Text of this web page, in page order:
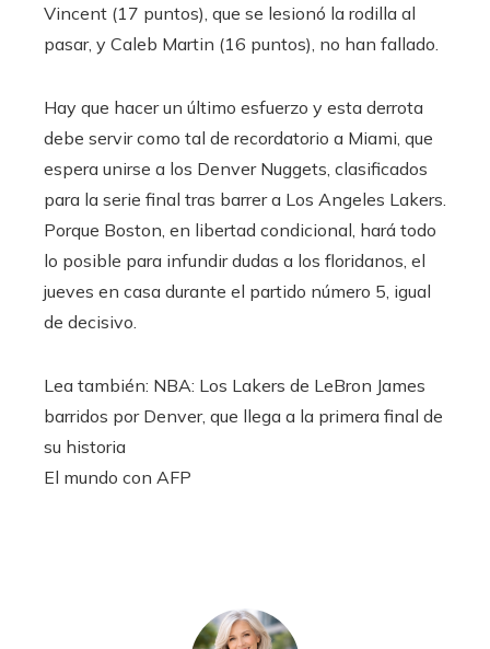
Vincent (17 puntos), que se lesionó la rodilla al
pasar, y Caleb Martin (16 puntos), no han fallado.
Hay que hacer un último esfuerzo y esta derrota
debe servir como tal de recordatorio a Miami, que
espera unirse a los Denver Nuggets, clasificados
para la serie final tras barrer a Los Angeles Lakers.
Porque Boston, en libertad condicional, hará todo
lo posible para infundir dudas a los floridanos, el
jueves en casa durante el partido número 5, igual
de decisivo.
Lea también: NBA: Los Lakers de LeBron James
barridos por Denver, que llega a la primera final de
su historia
El mundo con AFP